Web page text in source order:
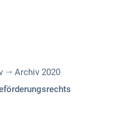
Archiv 2020